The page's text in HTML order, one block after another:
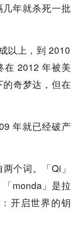
年就杀死一批
以上，到 2010
在 2012 年被美
奇梦达，但在
年就已经破产
个词。「Qi」
monda」是拉
开启世界的钥